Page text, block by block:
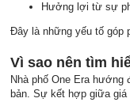
Hưởng lợi từ sự
Đây là những yếu tố góp
Vì sao nên tìm
Nhà phố One Era
bản. Sự kết hợp giữa